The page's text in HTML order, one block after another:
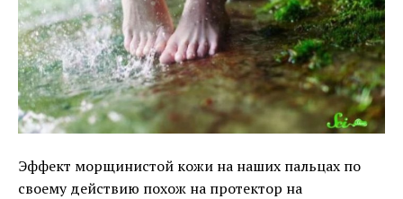
Эффект морщинистой кожи на наших пальцах по
своему действию похож на протектор на